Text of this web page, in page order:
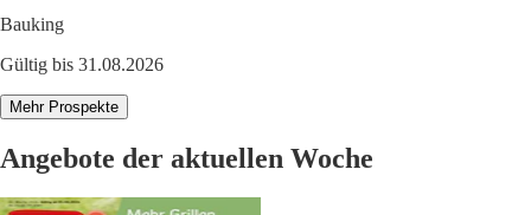
Bauking
Gültig bis 31.08.2026
Mehr Prospekte
Angebote der aktuellen Woche